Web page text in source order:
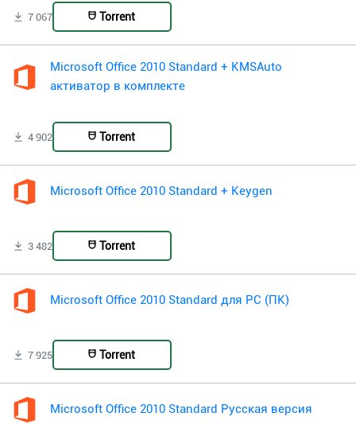
7 067 Torrent
Microsoft Office 2010 Standard + KMSAuto
активатор в комплекте
4 902 Torrent
Microsoft Office 2010 Standard + Keygen
3 482 Torrent
Microsoft Office 2010 Standard для PC (ПК)
7 925 Torrent
Microsoft Office 2010 Standard Русская версия